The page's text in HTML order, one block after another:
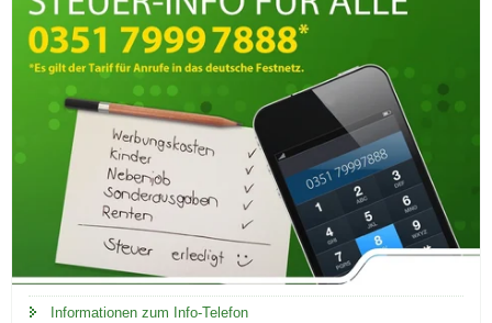
Informationen zum Info-Telefon